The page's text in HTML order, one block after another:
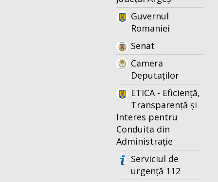
Guvernul
Romaniei
Senat
Camera
Deputaților
ETICA - Eficiență,
Transparență și
Interes pentru
Conduita din
Administrație
Serviciul de
urgență 112